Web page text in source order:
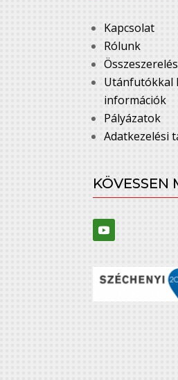
Kapcsolat
Rólunk
Utánfutókkal
információk
Pályázatok
Adatkezelési
KÖVESSEN